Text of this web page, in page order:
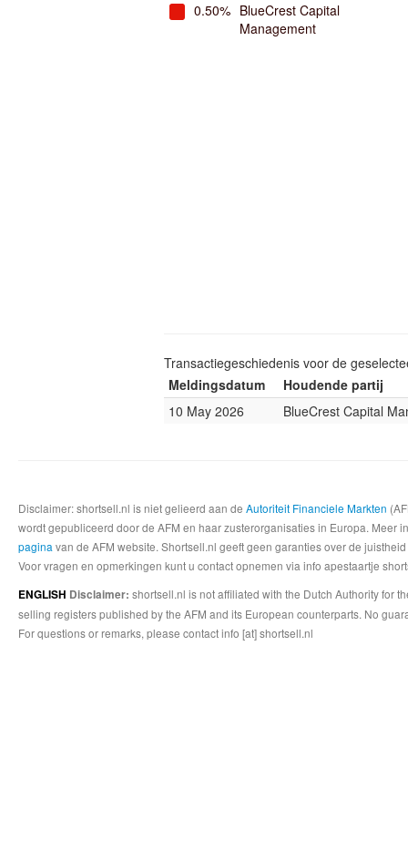
0.50% BlueCrest Capital
Management
Transactiegeschiedenis voor de
Meldingsdatum
Houdende partij
10 May 2026
BlueCrest Capital
Disclaimer: shortsell.nl is niet gelieerd aan de Autoriteit Financiele Markten
wordt gepubliceerd door de AFM en haar zusterorganisaties in Europa.
pagina van de AFM website. Shortsell.nl geeft geen garanties over de
Voor vragen en opmerkingen kunt u contact opnemen via info apestaartje
ENGLISH Disclaimer: shortsell.nl is not affiliated with the Dutch Authority for
selling registers published by the AFM and its European counterparts. No
For questions or remarks, please contact info [at] shortsell.nl